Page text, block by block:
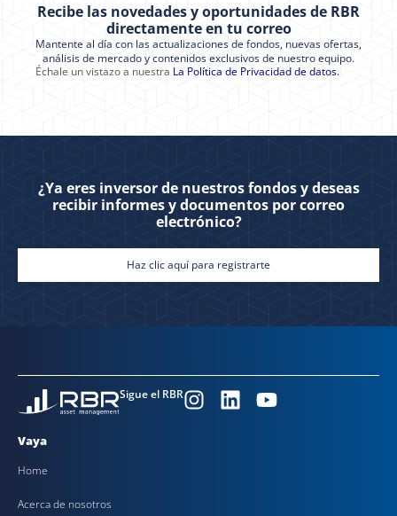
Recibe las novedades y oportunidades de RBR
directamente en tu correo
Mantente al día con las actualizaciones de fondos, nuevas ofertas,
análisis de mercado y contenidos exclusivos de nuestro equipo.
Échale un vistazo a nuestra La Política de Privacidad de datos.
¿Ya eres inversor de nuestros fondos y deseas
recibir informes y documentos por correo
electrónico?
Haz clic aquí para registrarte
Sigue el RBR
Vaya
Home
Acerca de nosotros